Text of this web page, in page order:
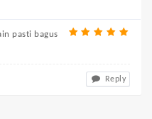
pasti bagus
Reply